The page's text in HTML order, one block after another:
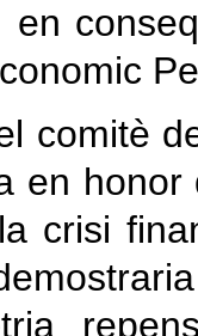
comitè
en
crisi